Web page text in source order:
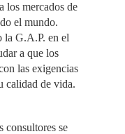
los mercados de
el mundo.
G.A.P. en el
a que los
las exigencias
calidad de vida.
consultores se